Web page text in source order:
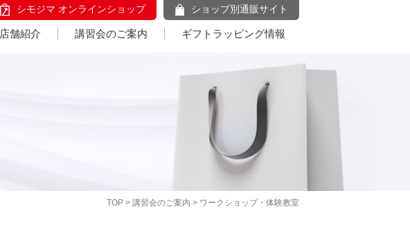
シモジマ オンラインショップ ショップ別通販サイト
店舗紹介 講習会のご案内 ギフトラッピング情報
TOP > 講習会のご案内 > ワークショップ・体験教室